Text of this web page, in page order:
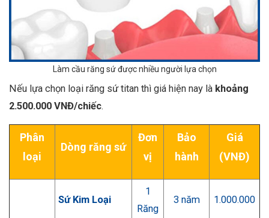
Làm cầu răng sứ được nhiều người lựa chọn
Nếu lựa chọn loại răng sứ titan thì giá hiện nay là khoảng
2.500.000 VNĐ/chiếc.
Phân
loại
Dòng răng sứ
Đơn
vị
Bảo
hành
Giá
(VNĐ)
Sứ Kim Loại
1
Răng
3 năm 1.000.000